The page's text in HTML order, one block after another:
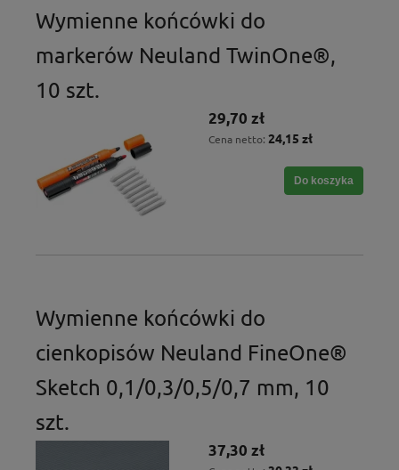
Wymienne końcówki do
markerów Neuland TwinOne®,
10 szt.
29,70 zł
Cena netto: 24,15 zł
Do koszyka
Wymienne końcówki do
cienkopisów Neuland FineOne®
Sketch 0,1/0,3/0,5/0,7 mm, 10
szt.
37,30 zł